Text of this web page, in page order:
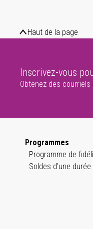
Haut de la page
Inscrivez-vous
Obtenez des
Programmes
Programme de
Soldes d'une durée